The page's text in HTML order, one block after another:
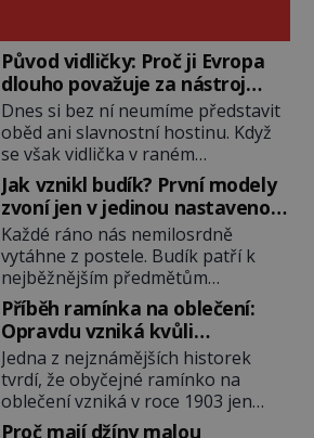
Původ vidličky: Proč ji Evropa
dlouho považuje za nástroj
samotného satana?
Dnes si bez ní neumíme představit
oběd ani slavnostní hostinu. Když
se však vidlička v raném
středověku objevuje na evropských
stolech, vzbuzuje pohoršení,
posměch i strach. Mnozí duchovní ji
označují za projev pýchy a
zbytečného přepychu, někteří
dokonce za nástroj ďábla. Trvá
téměř sedm století, než se z
opovrhovaného předmětu stává
nepostradatelná součást stolování.
První […]
Jak vznikl budík? První modely
zvoní jen v jedinou nastavenou
hodinu
Každé ráno nás nemilosrdně
vytáhne z postele. Budík patří k
nejběžnějším předmětům
domácnosti, jeho cesta k dnešní
podobě je ale překvapivě dlouhá.
První lidé se probouzejí podle
slunce, kohoutů nebo kostelních
zvonů. Když se konečně objeví
první skutečný mechanický budík,
má jednu zásadní nevýhodu,
Příběh ramínka na oblečení:
Opravdu vzniká kvůli
zapomenutému kabátu?
Jedna z nejznámějších historek
tvrdí, že obyčejné ramínko na
oblečení vzniká v roce 1903 jen
proto, že zaměstnanec americké
Proč mají džíny malou